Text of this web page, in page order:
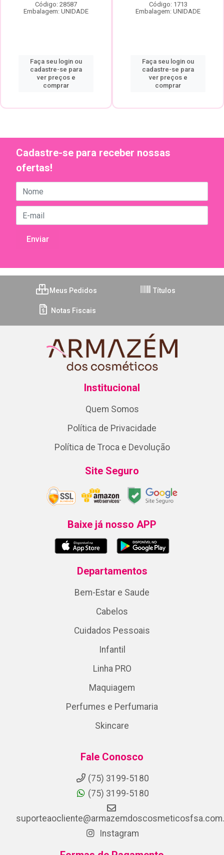
Código: 28587
Embalagem: UNIDADE
Faça seu login ou
cadastre-se para
ver preços e
comprar
Código: 1713
Embalagem: UNIDADE
Faça seu login ou
cadastre-se para
ver preços e
comprar
Cadastre-se para receber nossas
ofertas!
Meus Pedidos Títulos
Notas Fiscais
Institucional
Quem Somos
Política de Privacidade
Política de Troca e Devolução
Site Seguro
Baixe já nosso APP
Departamentos
Bem-Estar e Saude
Cabelos
Cuidados Pessoais
Infantil
Linha PRO
Maquiagem
Perfumes e Perfumaria
Skincare
Fale Conosco
(75) 3199-5180
(75) 3199-5180
Instagram